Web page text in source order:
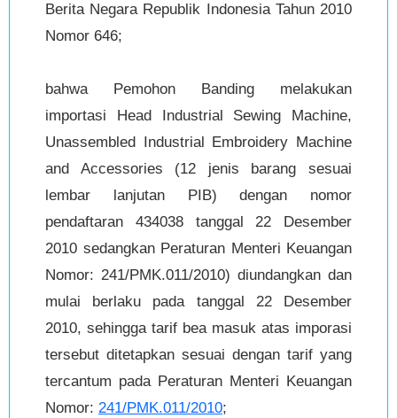
Berita Negara Republik Indonesia Tahun 2010
Nomor 646;
bahwa Pemohon Banding melakukan
importasi Head Industrial Sewing Machine,
Unassembled Industrial Embroidery Machine
and Accessories (12 jenis barang sesuai
lembar lanjutan PIB) dengan nomor
pendaftaran 434038 tanggal 22 Desember
2010 sedangkan Peraturan Menteri Keuangan
Nomor: 241/PMK.011/2010) diundangkan dan
mulai berlaku pada tanggal 22 Desember
2010, sehingga tarif bea masuk atas imporasi
tersebut ditetapkan sesuai dengan tarif yang
tercantum pada Peraturan Menteri Keuangan
Nomor: 241/PMK.011/2010;